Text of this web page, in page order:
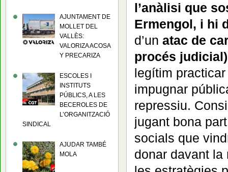
l’anàlisi que
Ermengol, i hi
d’un atac de
procés
legítim
impugnar
repressiu.
jugant bona
socials que
donar davant
AJUNTAMENT DE
MOLLET DEL
VALLÈS:
VALORIZA ACOSA
Y PRECARIZA
ESCOLES I
INSTITUTS
PÚBLICS, A LES
BECEROLES DE
L’ORGANITZACIÓ
SINDICAL
AJUDAR TAMBÉ
MOLA